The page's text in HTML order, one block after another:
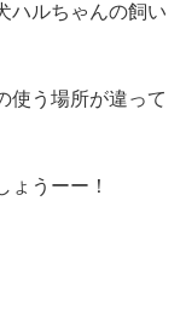
ハルちゃんの飼い
使う場所が違って
ょうーー！